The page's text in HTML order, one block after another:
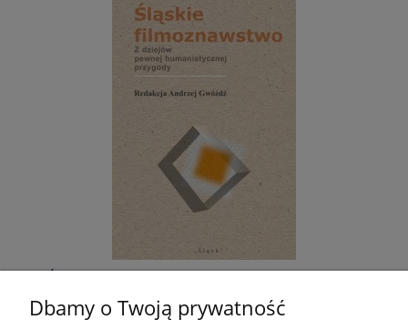
Śląskie filmoznawstwo. Z dziejów pewnej
humanistycznej przygody
Dbamy o Twoją prywatność